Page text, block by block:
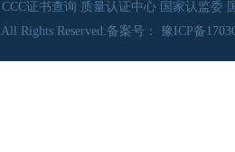
CCC证书查询 质量认证中心 国家认监委
All Rights Reserved.备案号： 豫ICP备